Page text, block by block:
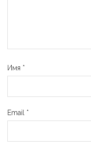
Имя *
Email *